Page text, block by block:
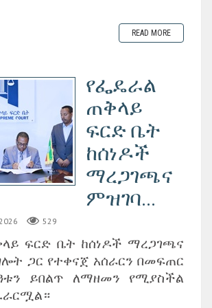
READ MORE
የፌዴራል
ጠቅላይ
ፍርድ ቤት
ከሰነዶች
ማረጋገጫና
ምዝገባ...
529
ፍርድ ቤት ከሰነዶች ማረጋገጫና
ጋር የተቀናጀ አሰራርን በመፍጠር
ይበልጥ ለማዘመን የሚያስችል